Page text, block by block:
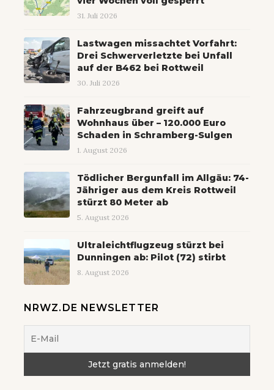
31. Juli 2026
Lastwagen missachtet Vorfahrt:
Drei Schwerverletzte bei Unfall
auf der B462 bei Rottweil
30. Juli 2026
Fahrzeugbrand greift auf
Wohnhaus über – 120.000 Euro
Schaden in Schramberg-Sulgen
1. August 2026
Tödlicher Bergunfall im Allgäu: 74-
Jähriger aus dem Kreis Rottweil
stürzt 80 Meter ab
5. August 2026
Ultraleichtflugzeug stürzt bei
Dunningen ab: Pilot (72) stirbt
8. August 2026
NRWZ.DE NEWSLETTER